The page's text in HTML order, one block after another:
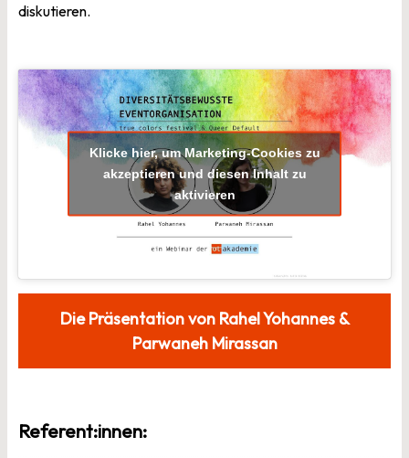
diskutieren.
Klicke hier, um Marketing-Cookies zu
akzeptieren und diesen Inhalt zu
aktivieren
Die Präsentation von Rahel Yohannes &
Parwaneh Mirassan
Referent:innen: